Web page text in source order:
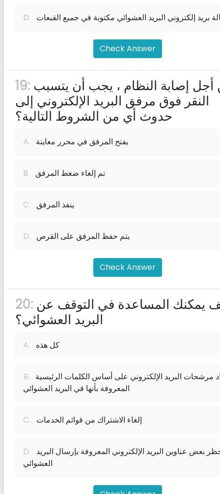
D. بريد إلكتروني البريد العشوائي مكتوبة في جميع القبعات
Check Answer
19:
النقر فوق مرفق البريد الإلكتروني إلى
حدوث أي من الشروط التالية؟
A. يفتح المرفق في محرر معاينة
B. تم إلغاء ضغط المرفق
C. ينفذ المرفق
D. يتم حفظ المرفق على القرص
Check Answer
20:
البريد العشوائي؟
A. كل هذه
B.
المعروفة بأنها في البريد العشوائي
C. إلغاء الاشتراك من قوائم الخدمات
D.
العشوائي